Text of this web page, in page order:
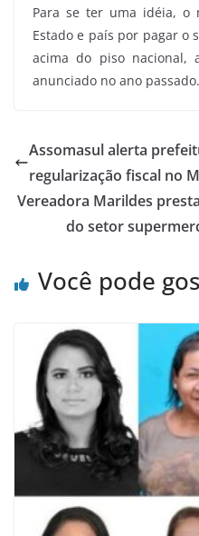
Para se ter uma idéia, o
Estado e país por pagar o
acima do piso nacional,
anunciado no ano passado.
Assomasul alerta
regularização fiscal no
Vereadora Marildes
do setor
Você pode